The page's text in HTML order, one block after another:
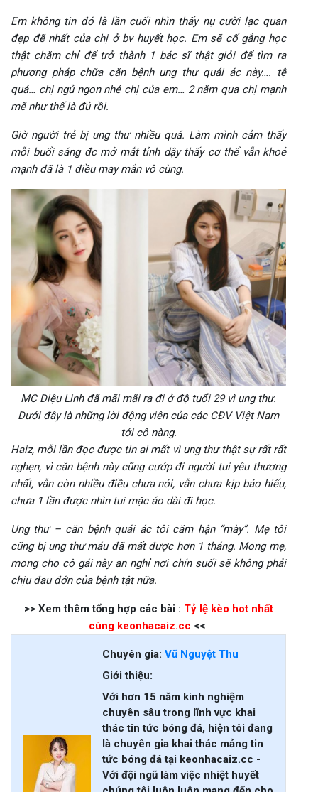
Em không tin đó là lần cuối nhìn thấy nụ cười lạc quan
đẹp đẽ nhất của chị ở bv huyết học. Em sẽ cố gắng học
thật chăm chỉ để trở thành 1 bác sĩ thật giỏi để tìm ra
phương pháp chữa căn bệnh ung thư quái ác này…. tệ
quá… chị ngủ ngon nhé chị của em… 2 năm qua chị mạnh
mẽ như thế là đủ rồi.
Giờ người trẻ bị ung thư nhiều quá. Làm mình cảm thấy
mỗi buổi sáng đc mở mắt tỉnh dậy thấy cơ thể vẫn khoẻ
mạnh đã là 1 điều may mắn vô cùng.
MC Diệu Linh đã mãi mãi ra đi ở độ tuổi 29 vì ung thư.
Dưới đây là những lời động viên của các CĐV Việt Nam
tới cô nàng.
Haiz, mỗi lần đọc được tin ai mất vì ung thư thật sự rất rất
nghẹn, vì căn bệnh này cũng cướp đi người tui yêu thương
nhất, vẫn còn nhiều điều chưa nói, vẫn chưa kịp báo hiếu,
chưa 1 lần được nhìn tui mặc áo dài đi học.
Ung thư – căn bệnh quái ác tôi căm hận “mày”. Mẹ tôi
cũng bị ung thư máu đã mất được hơn 1 tháng. Mong mẹ,
mong cho cô gái này an nghỉ nơi chín suối sẽ không phải
chịu đau đớn của bệnh tật nữa.
>> Xem thêm tổng hợp các bài : Tỷ lệ kèo hot nhất
cùng keonhacaiz.cc <<
Chuyên gia: Vũ Nguyệt Thu
Giới thiệu:
Với hơn 15 năm kinh nghiệm
chuyên sâu trong lĩnh vực khai
thác tin tức bóng đá, hiện tôi đang
là chuyên gia khai thác mảng tin
tức bóng đá tại keonhacaiz.cc -
Với đội ngũ làm việc nhiệt huyết